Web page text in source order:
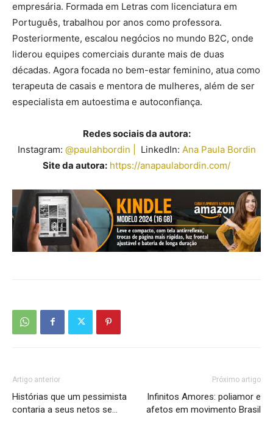
empresária. Formada em Letras com licenciatura em
Português, trabalhou por anos como professora.
Posteriormente, escalou negócios no mundo B2C, onde
liderou equipes comerciais durante mais de duas
décadas. Agora focada no bem-estar feminino, atua como
terapeuta de casais e mentora de mulheres, além de ser
especialista em autoestima e autoconfiança.
Redes sociais da autora:
Instagram: @paulahbordin | LinkedIn: Ana Paula Bordin
Site da autora: https://anapaulabordin.com/
Artigo anterior
Histórias que um pessimista
contaria a seus netos se…
Próximo artigo
Infinitos Amores: poliamor e
afetos em movimento Brasil